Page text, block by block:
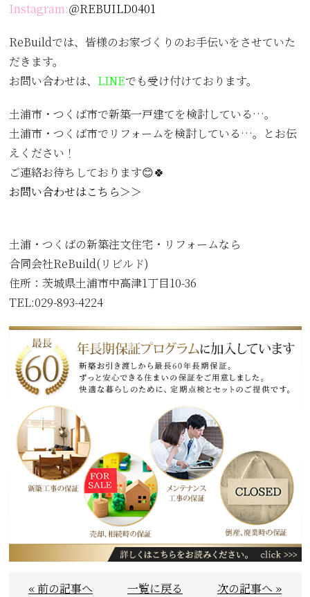
Instagram:＠REBUILD0401
ReBuildでは、皆様のお家づくりのお手伝いをさせていた
だきます。
お問い合わせは、 LINEでも受け付けております。
土浦市・つくば市で新築一戸建てを検討している…。
土浦市・つくば市でリフォームを検討している…。とお伝
えください！
ご連絡お待ちしております😊🍀
お問い合わせはこちら＞＞
土浦・つくばの新築注文住宅・リフォームなら
合同会社ReBuild(リビルド)
住所： 茨城県土浦市中高津1丁目10-36
TEL:029-893-4224
« 前の記事へ 一覧に戻る 次の記事へ »